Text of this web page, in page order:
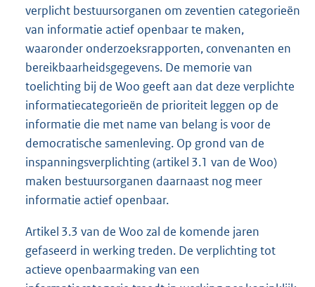
verplicht bestuursorganen om zeventien categorieën
van informatie actief openbaar te maken,
waaronder onderzoeksrapporten, convenanten en
bereikbaarheidsgegevens. De memorie van
toelichting bij de Woo geeft aan dat deze verplichte
informatiecategorieën de prioriteit leggen op de
informatie die met name van belang is voor de
democratische samenleving. Op grond van de
inspanningsverplichting (artikel 3.1 van de Woo)
maken bestuursorganen daarnaast nog meer
informatie actief openbaar.
Artikel 3.3 van de Woo zal de komende jaren
gefaseerd in werking treden. De verplichting tot
actieve openbaarmaking van een